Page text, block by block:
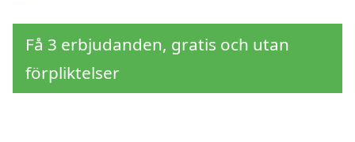
Få 3 erbjudanden, gratis och utan
förpliktelser